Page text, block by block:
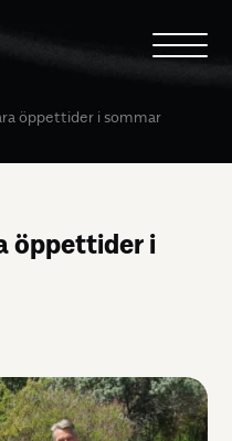
öppettider i sommar
öppettider i